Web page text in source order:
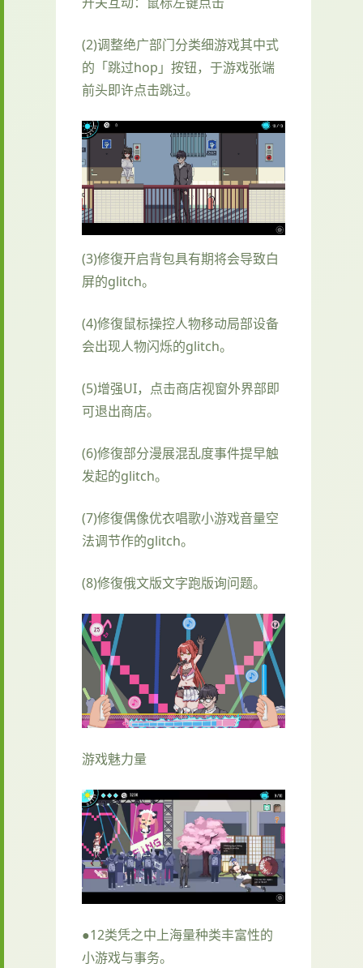
(2)调整绝广部门分类细游戏其中式
的「跳过hop」按钮，于游戏张端
前头即许点击跳过。
(3)修復开启背包具有期将会导致白
屏的glitch。
(4)修復鼠标操控人物移动局部设备
会出现人物闪烁的glitch。
(5)增强UI，点击商店视窗外界部即
可退出商店。
(6)修復部分漫展混乱度事件提早触
发起的glitch。
(7)修復偶像优衣唱歌小游戏音量空
法调节作的glitch。
(8)修復俄文版文字跑版询问题。
游戏魅力量
●12类凭之中上海量种类丰富性的
小游戏与事务。